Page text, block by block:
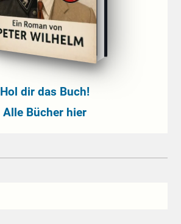
Hol dir das Buch!
Alle Bücher hier